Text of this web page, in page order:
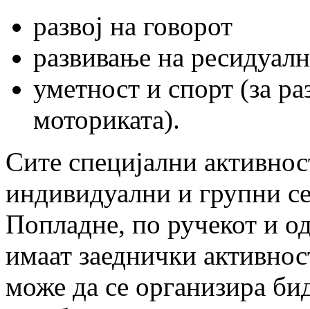
развој на говорот
развивање на
уметност и спорт (за
моториката).
Сите специјални
индивидуални и групни
Попладне, по ручекот и
имаат заеднички
може да се организира